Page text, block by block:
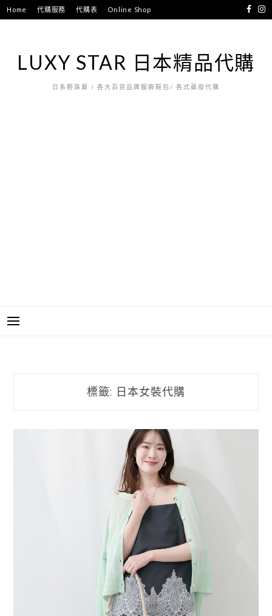
跳
至
Home 代購服務 代購表 Online Shop
LUXY STAR 日本精品代購
日系輕珠寶 / 各大百貨品牌服飾鞋包/ 各式藥妝代購
標籤: 日本女裝代購